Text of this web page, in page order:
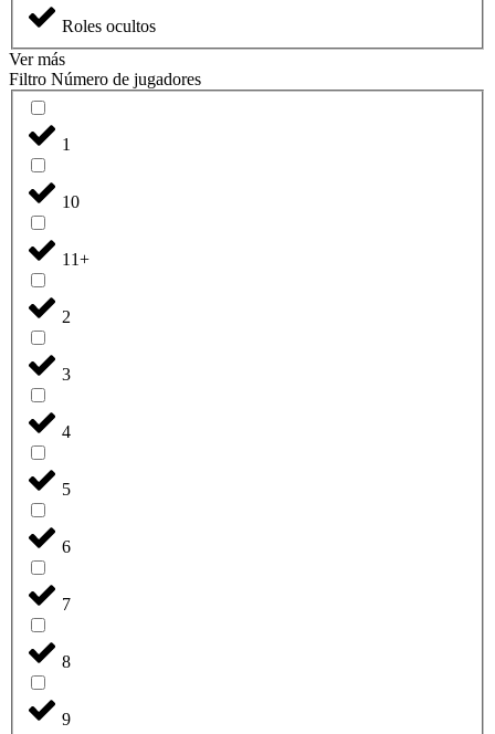
Roles ocultos
Ver más
Filtro Número de jugadores
1
10
11+
2
3
4
5
6
7
8
9